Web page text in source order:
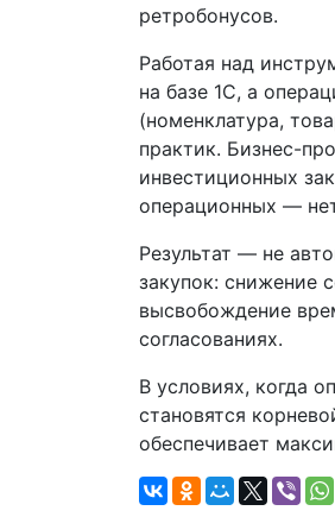
ретробонусов.
Работая над
на базе 1С, а
(номенклатура,
практик. Бизнес-
инвестиционных
операционных —
Результат — не
закупок: снижение
высвобождение
согласованиях.
В условиях, когда
становятся
обеспечивает